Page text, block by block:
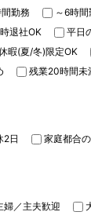
勤務
～6時
退社OK
平日
暇(夏/冬)限定OK
残業20時間未
2日
家庭都合
婦／主夫歓迎